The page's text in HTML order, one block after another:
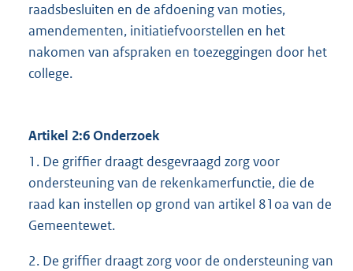
raadsbesluiten en de afdoening van moties,
amendementen, initiatiefvoorstellen en het
nakomen van afspraken en toezeggingen door het
college.
Artikel 2:6 Onderzoek
1. De griffier draagt desgevraagd zorg voor
ondersteuning van de rekenkamerfunctie, die de
raad kan instellen op grond van artikel 81oa van de
Gemeentewet.
2. De griffier draagt zorg voor de ondersteuning van